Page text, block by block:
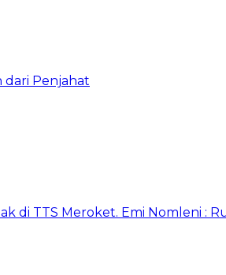
dari Penjahat
di TTS Meroket. Emi Nomleni :